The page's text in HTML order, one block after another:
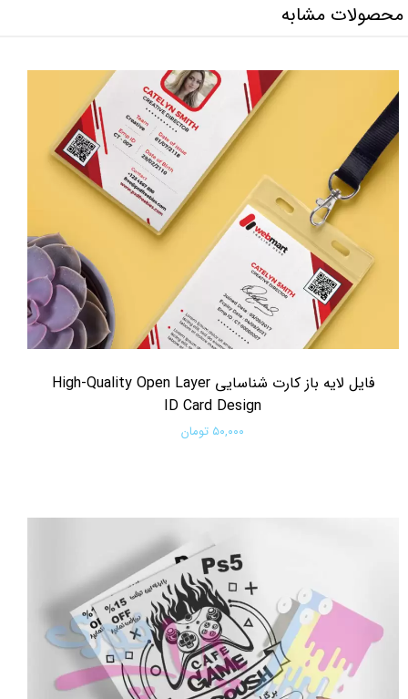
محصولات مشابه
فایل لایه باز کارت شناسایی High-Quality Open Layer
ID Card Design
۵۰,۰۰۰ تومان